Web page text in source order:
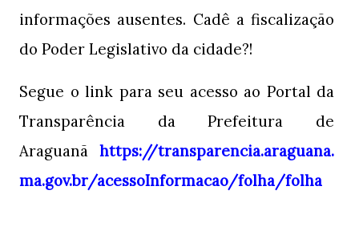
informações ausentes. Cadê a fiscalização
do Poder Legislativo da cidade?!
Segue o link para seu acesso ao Portal da
Transparência da Prefeitura de
Araguanãhttps://transparencia.araguana.
ma.gov.br/acessoInformacao/folha/folha